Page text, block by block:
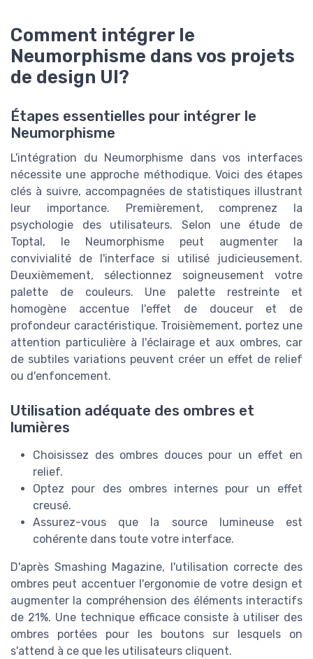
Comment intégrer le
Neumorphisme dans vos projets
de design UI?
Étapes essentielles pour intégrer le
Neumorphisme
L'intégration du Neumorphisme dans vos interfaces
nécessite une approche méthodique. Voici des étapes
clés à suivre, accompagnées de statistiques illustrant
leur importance. Premièrement, comprenez la
psychologie des utilisateurs. Selon une étude de
Toptal, le Neumorphisme peut augmenter la
convivialité de l'interface si utilisé judicieusement.
Deuxièmement, sélectionnez soigneusement votre
palette de couleurs. Une palette restreinte et
homogène accentue l'effet de douceur et de
profondeur caractéristique. Troisièmement, portez une
attention particulière à l'éclairage et aux ombres, car
de subtiles variations peuvent créer un effet de relief
ou d'enfoncement.
Utilisation adéquate des ombres et
lumières
Choisissez des ombres douces pour un effet en
relief.
Optez pour des ombres internes pour un effet
creusé.
Assurez-vous que la source lumineuse est
cohérente dans toute votre interface.
D'après Smashing Magazine, l'utilisation correcte des
ombres peut accentuer l'ergonomie de votre design et
augmenter la compréhension des éléments interactifs
de 21%. Une technique efficace consiste à utiliser des
ombres portées pour les boutons sur lesquels on
s'attend à ce que les utilisateurs cliquent.